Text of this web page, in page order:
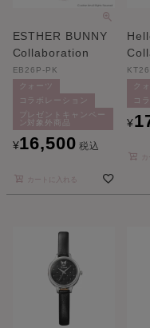
ESTHER BUNNY
Collaboration
EB26P-PK
クォーツ
コラボレーション
プレゼントキャンペー
ン対象外商品
¥16,500 税込
カートに入れる
ク
コ
¥